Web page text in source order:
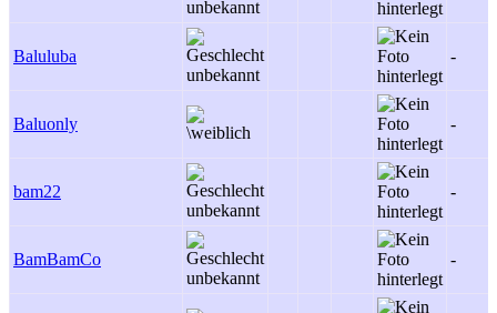
Baluluba -
Baluonly -
bam22 -
BamBamCo -